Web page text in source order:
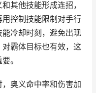
其他技能形成连招，
控制技能限制对手行
冷却时刻，避免出现
霸体目标也有效，这
。
奥义命中率和伤害加